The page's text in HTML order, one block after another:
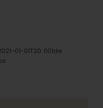
01-01T20 001de